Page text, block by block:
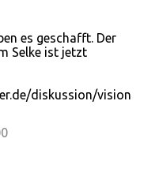
es geschafft. Der
Selke ist jetzt
diskussion/vision